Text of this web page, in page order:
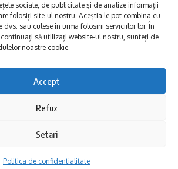
sociale, de publicitate și de analize informații
folosiți site-ul nostru. Aceștia le pot combina cu
dvs. sau culese în urma folosirii serviciilor lor. În
să utilizați website-ul nostru, sunteți de
noastre cookie.
Accept
Refuz
Setari
Politica de confidentialitate
mari
Afaceri și meșteșuguri
Actualitate
Dobrogea PE BUNE
La Drum cu Ada